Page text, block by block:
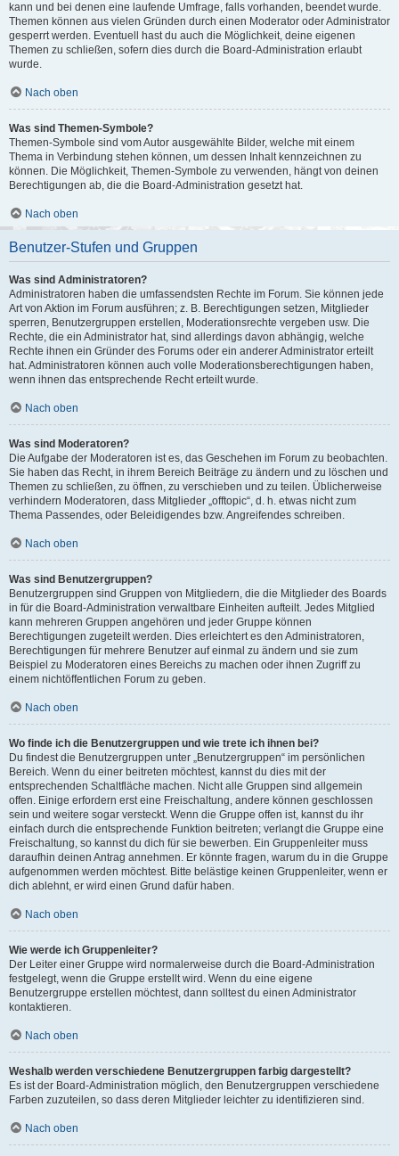
kann und bei denen eine laufende Umfrage, falls vorhanden, beendet wurde.
Themen können aus vielen Gründen durch einen Moderator oder Administrator
gesperrt werden. Eventuell hast du auch die Möglichkeit, deine eigenen
Themen zu schließen, sofern dies durch die Board-Administration erlaubt
wurde.
Nach oben
Was sind Themen-Symbole?
Themen-Symbole sind vom Autor ausgewählte Bilder, welche mit einem
Thema in Verbindung stehen können, um dessen Inhalt kennzeichnen zu
können. Die Möglichkeit, Themen-Symbole zu verwenden, hängt von deinen
Berechtigungen ab, die die Board-Administration gesetzt hat.
Nach oben
Benutzer-Stufen und Gruppen
Was sind Administratoren?
Administratoren haben die umfassendsten Rechte im Forum. Sie können jede
Art von Aktion im Forum ausführen; z. B. Berechtigungen setzen, Mitglieder
sperren, Benutzergruppen erstellen, Moderationsrechte vergeben usw. Die
Rechte, die ein Administrator hat, sind allerdings davon abhängig, welche
Rechte ihnen ein Gründer des Forums oder ein anderer Administrator erteilt
hat. Administratoren können auch volle Moderationsberechtigungen haben,
wenn ihnen das entsprechende Recht erteilt wurde.
Nach oben
Was sind Moderatoren?
Die Aufgabe der Moderatoren ist es, das Geschehen im Forum zu beobachten.
Sie haben das Recht, in ihrem Bereich Beiträge zu ändern und zu löschen und
Themen zu schließen, zu öffnen, zu verschieben und zu teilen. Üblicherweise
verhindern Moderatoren, dass Mitglieder „offtopic“, d. h. etwas nicht zum
Thema Passendes, oder Beleidigendes bzw. Angreifendes schreiben.
Nach oben
Was sind Benutzergruppen?
Benutzergruppen sind Gruppen von Mitgliedern, die die Mitglieder des Boards
in für die Board-Administration verwaltbare Einheiten aufteilt. Jedes Mitglied
kann mehreren Gruppen angehören und jeder Gruppe können
Berechtigungen zugeteilt werden. Dies erleichtert es den Administratoren,
Berechtigungen für mehrere Benutzer auf einmal zu ändern und sie zum
Beispiel zu Moderatoren eines Bereichs zu machen oder ihnen Zugriff zu
einem nichtöffentlichen Forum zu geben.
Nach oben
Wo finde ich die Benutzergruppen und wie trete ich ihnen bei?
Du findest die Benutzergruppen unter „Benutzergruppen“ im persönlichen
Bereich. Wenn du einer beitreten möchtest, kannst du dies mit der
entsprechenden Schaltfläche machen. Nicht alle Gruppen sind allgemein
offen. Einige erfordern erst eine Freischaltung, andere können geschlossen
sein und weitere sogar versteckt. Wenn die Gruppe offen ist, kannst du ihr
einfach durch die entsprechende Funktion beitreten; verlangt die Gruppe eine
Freischaltung, so kannst du dich für sie bewerben. Ein Gruppenleiter muss
daraufhin deinen Antrag annehmen. Er könnte fragen, warum du in die Gruppe
aufgenommen werden möchtest. Bitte belästige keinen Gruppenleiter, wenn er
dich ablehnt, er wird einen Grund dafür haben.
Nach oben
Wie werde ich Gruppenleiter?
Der Leiter einer Gruppe wird normalerweise durch die Board-Administration
festgelegt, wenn die Gruppe erstellt wird. Wenn du eine eigene
Benutzergruppe erstellen möchtest, dann solltest du einen Administrator
kontaktieren.
Nach oben
Weshalb werden verschiedene Benutzergruppen farbig dargestellt?
Es ist der Board-Administration möglich, den Benutzergruppen verschiedene
Farben zuzuteilen, so dass deren Mitglieder leichter zu identifizieren sind.
Nach oben